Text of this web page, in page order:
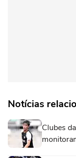
Notícias
Clubes